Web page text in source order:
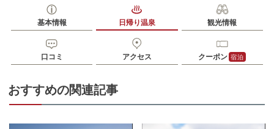
中学生以上400円 小学生200円 未就学児無料、休憩所利用（入
浴料込）中学生以上800円 小学生400円
アクセス
住所
宮城県柴田郡川崎町青根温泉9-1
山形自動車道 宮城川崎ICより約15分
公共交通機関
基本情報 日帰り温泉 観光情報
口コミ アクセス クーポン 宿泊
おすすめの関連記事